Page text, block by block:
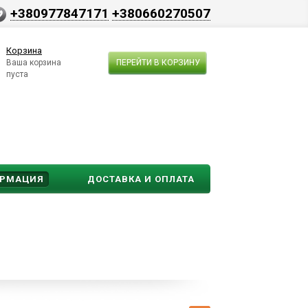
+380977847171 +380660270507
Корзина
Ваша корзина
пуста
ПЕРЕЙТИ В КОРЗИНУ
ДОСТАВКА И ОПЛАТА